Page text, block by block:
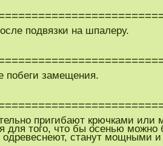
подвязки на шпалеру.
побеги замещения.
пригибают крючками или
для того, что бы осенью
одревеснеют, станут мощными